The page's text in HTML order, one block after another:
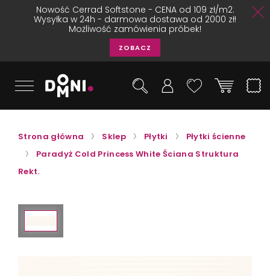
Nowość Cerrad Softstone - CENA od 109 zł/m2.
Wysyłka w 24h - darmowa dostawa od 2000 zł!
Możliwość zamówienia próbek!
ZOBACZ
Strona główna Sklep Płytki
Płytki ścienne
Paradyż Cold Princess White Ściana Struktura
Rekt.